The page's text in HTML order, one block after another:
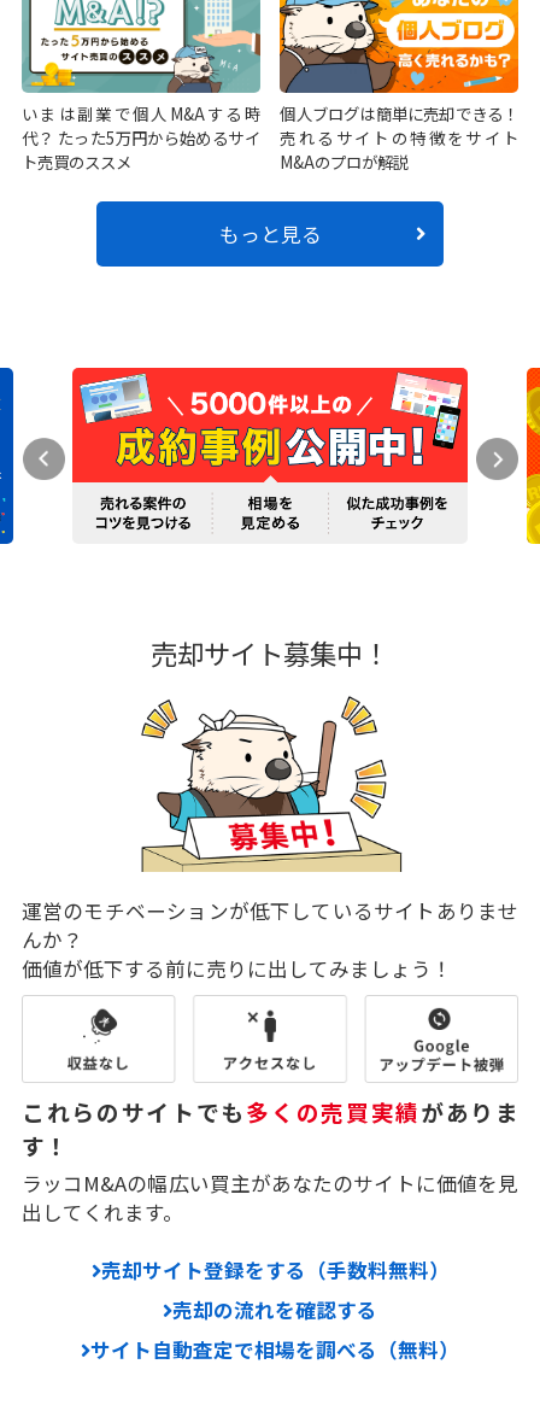
いまは副業で個人M&Aする時
代？ たった5万円から始めるサイ
ト売買のススメ
個人ブログは簡単に売却できる！
売れるサイトの特徴をサイト
M&Aのプロが解説
もっと見る
売却サイト募集中！
運営のモチベーションが低下しているサイトありませ
んか？
価値が低下する前に売りに出してみましょう！
これらのサイトでも多くの売買実績がありま
す！
ラッコM&Aの幅広い買主があなたのサイトに価値を見
出してくれます。
売却サイト登録をする（手数料無料）
売却の流れを確認する
サイト自動査定で相場を調べる（無料）